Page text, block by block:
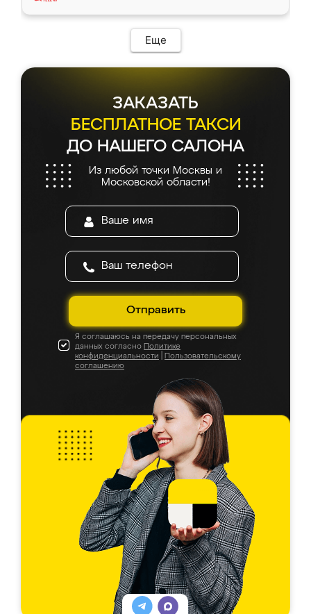
Еще
ЗАКАЗАТЬ
БЕСПЛАТНОЕ ТАКСИ
ДО НАШЕГО САЛОНА
Из любой точки Москвы и
Московской области!
Отправить
Я соглашаюсь на передачу персональных
данных согласно Политике
конфиденциальности
Пользовательскому
соглашению